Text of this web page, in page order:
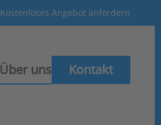
Kostenloses Angebot anfordern
Über uns Kontakt